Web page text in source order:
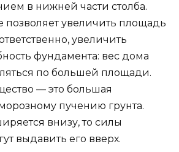
в нижней части столба.
увеличить площадь
увеличить
фундамента: вес дома
по большей площади.
— это большая
пучению грунта.
внизу, то силы
выдавить его вверх.